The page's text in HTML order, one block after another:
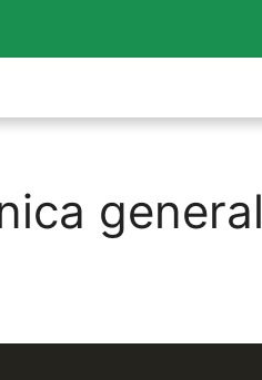
general